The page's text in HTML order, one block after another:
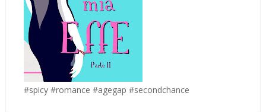
#spicy #romance #agegap #secondchance